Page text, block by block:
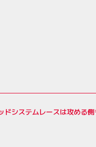
システムレースは攻める